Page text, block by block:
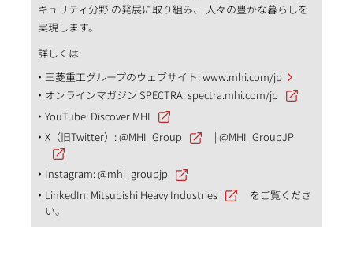
キュリティ分野 の発展に取り組み、 人々の豊かな暮らしを
実現します。
詳しくは:
三菱重工グループのウェブサイト:www.mhi.com/jp
オンラインマガジン SPECTRA:spectra.mhi.com/jp
YouTube: Discover MHI
X（旧Twitter）:@MHI_Group |@MHI_GroupJP
Instagram:@mhi_groupjp
LinkedIn: Mitsubishi Heavy Industries
をご覧くださ
い。